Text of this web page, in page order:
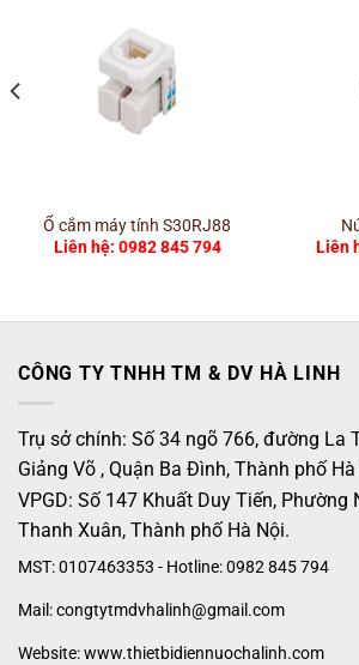
Ổ cắm máy tính S30RJ88
Liên hệ: 0982 845 794
Liên
CÔNG TY TNHH TM & DV HÀ LINH
Trụ sở chính: Số 34 ngõ 766, đường La
Giảng Võ , Quận Ba Đình, Thành phố Hà
VPGD: Số 147 Khuất Duy Tiến, Phường
Thanh Xuân, Thành phố Hà Nội.
MST: 0107463353 - Hotline: 0982 845 794
Mail: congtytmdvhalinh@gmail.com
Website: www.thietbidiennuochalinh.com